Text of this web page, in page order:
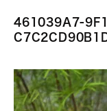
461039A7-